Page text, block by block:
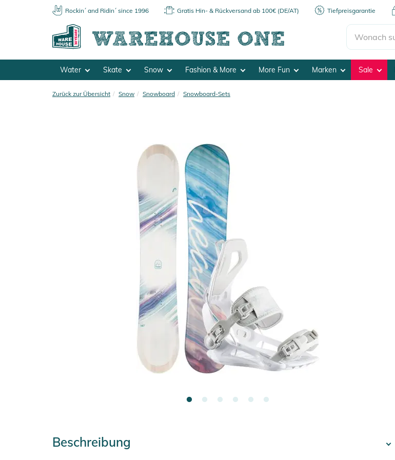
Rockin´ and Ridin´ since 1996 Gratis Hin- & Rückversand ab 100€ (DE/AT) Tiefpreisgarantie
Water Skate Snow Fashion & More More Fun Marken Sale
Zurück zur Übersicht Snow Snowboard Snowboard-Sets
Beschreibung